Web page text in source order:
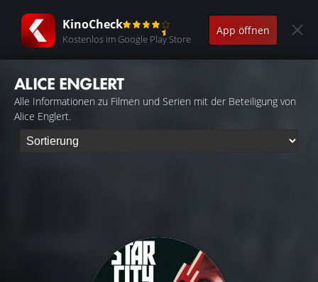
KinoCheck
Kostenlos im Google Play Store
App öffnen
ALICE ENGLERT
Alle Informationen zu Filmen und Serien mit der Beteiligung von
Alice Englert.